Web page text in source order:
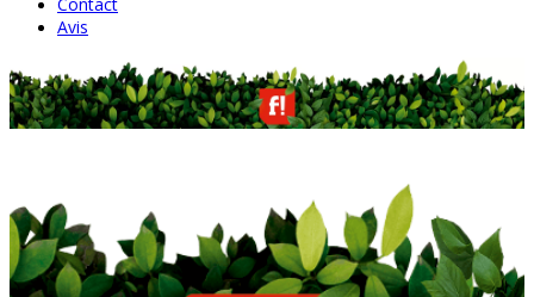
Avis